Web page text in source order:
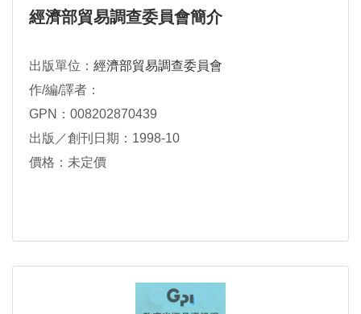
經濟部貿易調查委員會簡介
出版單位： 經濟部貿易調查委員會
作/編/譯者：
GPN：008202870439
出版／創刊日期：1998-10
價格：未定價